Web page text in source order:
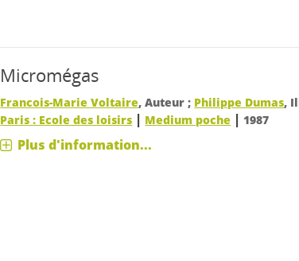
Micromégas
Francois-Marie Voltaire, Auteur ; Philippe Dumas,
Paris : Ecole des loisirs | Medium poche | 1987
Plus d'information...